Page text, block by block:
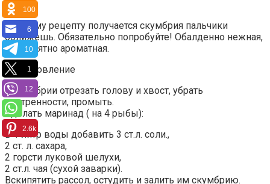
По этому рецепту получается скумбрия пальчики
оближешь. Обязательно попробуйте! Обалденно нежная,
невероятно ароматная.
Приготовление
У скумбрии отрезать голову и хвост, убрать
внутренности, промыть.
Сделать маринад ( на 4 рыбы):
В 1 литр воды добавить 3 ст.л. соли.,
2 ст. л. сахара,
2 горсти луковой шелухи,
2 ст.л. чая (сухой заварки).
Вскипятить рассол, остудить и залить им скумбрию.
100
6
10
1
12
2.6k